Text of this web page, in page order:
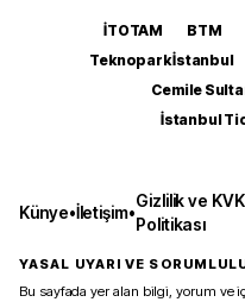
İTOTAM BTM
Teknopark İstanbul
Cemile
İstanbul
Künye•İletişim•
Gizlilik ve
Politikası
YASAL UYARI VE
Bu sayfada yer alan bilgi, yorum ve